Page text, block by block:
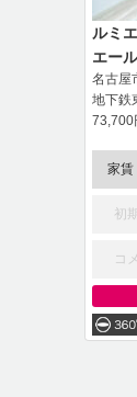
ルミ
エー
名古屋
地下鉄
73,700
家賃
初
コ